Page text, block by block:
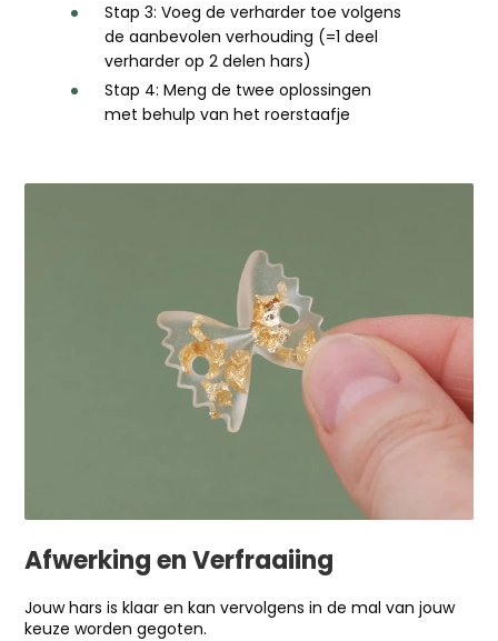
Stap 3: Voeg de verharder toe volgens
de aanbevolen verhouding (=1 deel
verharder op 2 delen hars)
Stap 4: Meng de twee oplossingen
met behulp van het roerstaafje
Afwerking en Verfraaiing
Jouw hars is klaar en kan vervolgens in de mal van jouw
keuze worden gegoten.